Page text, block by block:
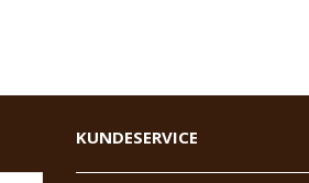
KUNDESERVICE